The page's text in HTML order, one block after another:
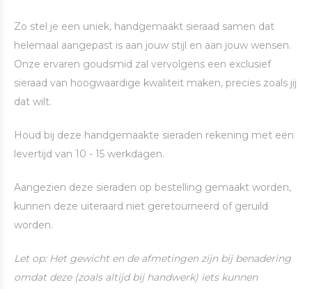
Zo stel je een uniek, handgemaakt sieraad samen dat
helemaal aangepast is aan jouw stijl en aan jouw wensen.
Onze ervaren goudsmid zal vervolgens een exclusief
sieraad van hoogwaardige kwaliteit maken, precies zoals jij
dat wilt.
Houd bij deze handgemaakte sieraden rekening met een
levertijd van 10 - 15 werkdagen.
Aangezien deze sieraden op bestelling gemaakt worden,
kunnen deze uiteraard niet geretourneerd of geruild
worden.
Let op: Het gewicht en de afmetingen zijn bij benadering
omdat deze (zoals altijd bij handwerk) iets kunnen